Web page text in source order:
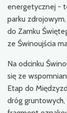
energetycznej -
parku
do Zamku
ze Świnoujścia
Na odcinku
się ze
Etap do
dróg